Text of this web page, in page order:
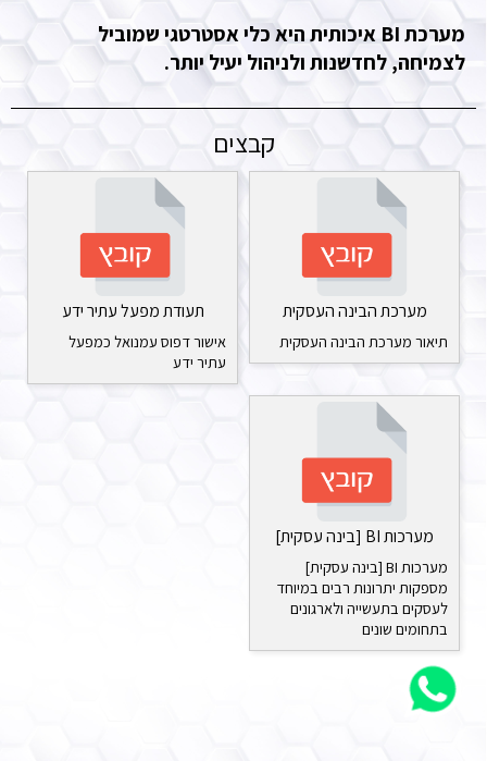
מערכת BI איכותית היא כלי אסטרטגי שמוביל
לצמיחה, לחדשנות ולניהול יעיל יותר.
קבצים
מערכת הבינה העסקית
תיאור מערכת הבינה העסקית
תעודת מפעל עתיר ידע
אישור דפוס עמנואל כמפעל
עתיר ידע
מערכות BI [בינה עסקית]
מערכות BI [בינה עסקית]
מספקות יתרונות רבים במיוחד
לעסקים בתעשייה ולארגונים
בתחומים שונים